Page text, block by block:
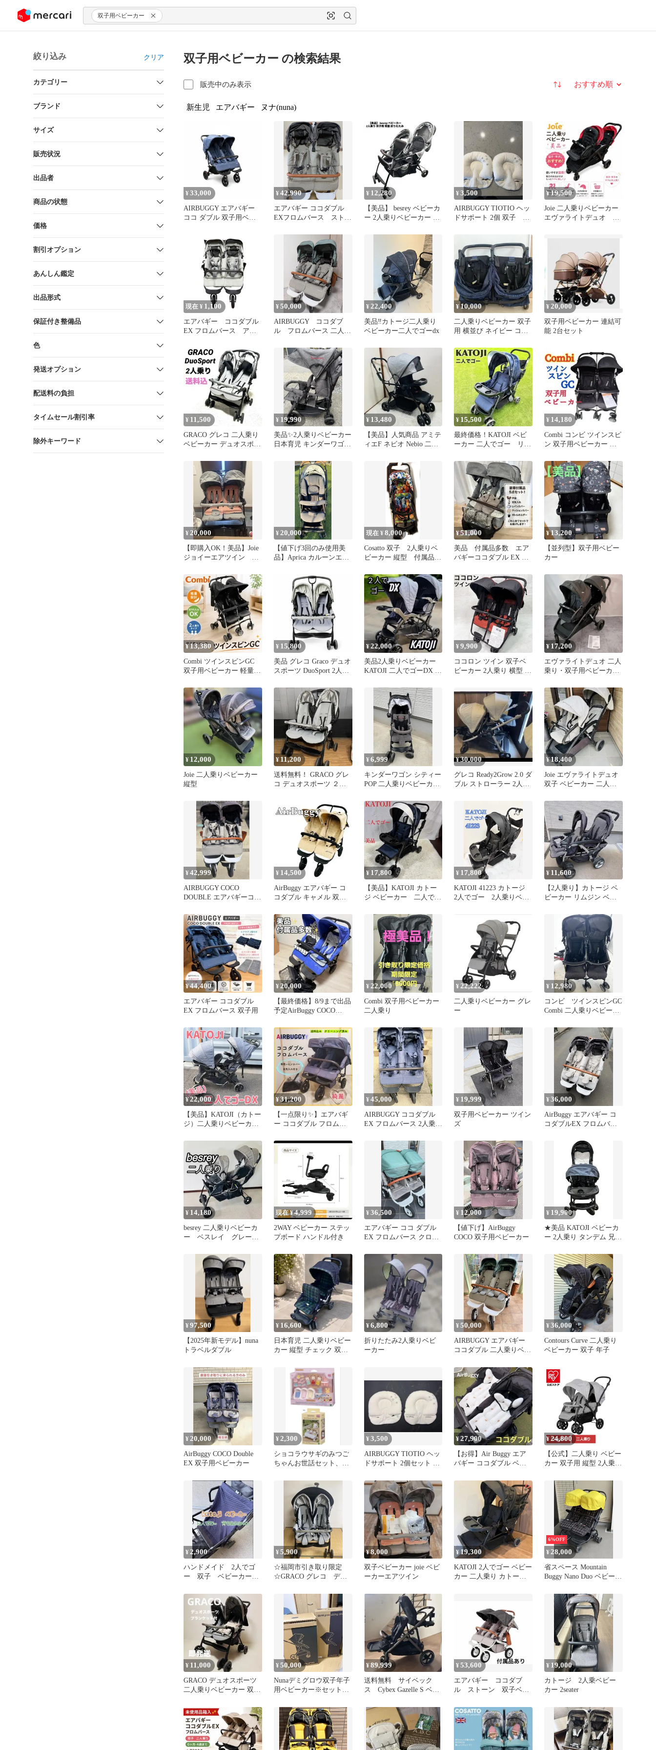
ツにスキップ 双子用ベビーカー
絞り込み クリア
カテゴリー
ブランド
サイズ
販売状況
出品者
商品の状態
価格
割引オプション
あんしん鑑定
出品形式
保証付き整備品
色
発送オプション
配送料の負担
タイムセール割引率
除外キーワード
双子用ベビーカー の検索結果
販売中のみ表示 並び替え
新生児 エアバギー ヌナ(nuna)
¥ 33,000
AIRBUGGY エアバギー
ココ ダブル 双子用ベビ
¥42,990
エアバギー ココダブル
EXフロムバース ストー
¥ 12,280
【美品】 besrey ベビーカ
ー 2人乗りベビーカー 双
¥3,500
AIRBUGGY TIOTIO ヘッ
ドサポート 2個 双子 オ
¥19,500
Joie 二人乗りベビーカー
エヴァライトデュオ チ
現在 ¥ 1,100
エアバギー ココダブル
EX フロムバース アー
二人乗り
¥50,000
AIRBUGGY ココダブ
ル フロムバース 二人乗
ザー
¥ 22,400
美品‼️カトージ二人乗り
ベビーカー二人でゴーdx
¥10,000
二人乗りベビーカー 双子
用 横並び ネイビー ココ
¥20,000
双子用ベビーカー 連結可
能 2台セット
¥ 11,500
GRACO グレコ 二人乗り
ベビーカー デュオスポー
¥ 19,990
美品✨2人乗りベビーカー
日本育児 キンダーワゴン
¥ 13,480
【美品】人気商品 アミテ
ィエF ネビオ Nebio 二人
¥ 15,500
最終価格！KATOJI ベビ
ーカー 二人でゴー リア
人乗り
¥ 14,180
Combi コンビ ツインスピ
ン 双子用ベビーカー ブ
¥ 20,000
【即購入OK！美品】Joie
ジョイーエアツイン ベ
¥ 20,000
【値下げ3回のみ使用美
品】Aprica カルーンエア
現在 ¥8,000
Cosatto 双子 2人乗りベ
ビーカー 縦型 付属品
¥51,000
美品 付属品多数 エア
バギーココダブル EX フ
双子
¥13,200
【並列型】双子用ベビー
カー
¥13,380
Combi ツインスピンGC
双子用ベビーカー 軽量
¥ 15,800
美品 グレコ Graco デュオ
スポーツ DuoSport 2人乗
¥22,000
美品2人乗りベビーカー
KATOJI 二人でゴーDX レ
¥9,900
ココロン ツイン 双子ベ
ビーカー 2人乗り 横型 軽
¥ 17,200
エヴァライトデュオ 二人
乗り・双子用ベビーカー
¥ 12,000
Joie 二人乗りベビーカー
縦型
¥ 11,200
送料無料！ GRACO グレ
コ デュオスポーツ ２人
¥6,999
キンダーワゴン ￼シティー
POP 二人乗りベビーカー
¥30,000
グレコ Ready2Grow 2.0 ダ
ブル ストローラー 2人乗
¥18,400
Joie エヴァライトデュオ
双子 ベビーカー 二人乗
¥42,999
AIRBUGGY COCO
DOUBLE エアバギーココ
¥ 14,500
AirBuggy エアバギー コ
コダブル キャメル 双子
¥ 17,800
【美品】KATOJI カトー
ジ ベビーカー 二人でゴ
¥ 17,800
KATOJI 41223 カトージ
2人でゴー 2人乗りベビ
¥ 11,600
【2人乗り】カトージ ベ
ビーカー リムジン ベビ
¥44,400
エアバギー ココダブル
EX フロムバース 双子用
¥20,000
【最終価格】8/9まで出品
予定AirBuggy COCO
¥ 22,000
Combi 双子用ベビーカー
二人乗り
¥ 22,222
二人乗りベビーカー グレ
ー
¥ 12,980
コンビ ツインスピンGC
Combi 二人乗りベビーカ
¥22,000
【美品】KATOJI（カトー
ジ）二人乗りベビーカー
¥31,200
【一点限り✨】エアバギ
ー ココダブル フロムバ
¥45,000
AIRBUGGY ココダブル
EX フロムバース 2人乗り
¥ 19,999
双子用ベビーカー ツイン
ズ
¥36,000
AirBuggy エアバギー コ
コダブルEX フロムバー
¥ 14,180
besrey 二人乗りベビーカ
ー ベスレイ グレー
たたみ
現在 ¥4,999
2WAY ベビーカー ステッ
プボード ハンドル付き
¥36,500
エアバギー ココ ダブル
EX フロムバース クロー
¥ 12,000
【値下げ】AirBuggy
COCO 双子用ベビーカー
¥ 19,900
★美品 KATOJI ベビーカ
ー 2人乗り タンデム 兄弟
¥97,500
【2025年新モデル】nuna
トラベルダブル
¥ 16,600
日本育児 二人乗りベビー
カー 縦型 チェック 双子
¥6,800
折りたたみ2人乗りベビ
ーカー
¥50,000
AIRBUGGY エアバギー
ココダブル 二人乗りベビ
¥36,000
Contours Curve 二人乗り
ベビーカー 双子 年子
¥20,000
AirBuggy COCO Double
EX 双子用ベビーカー
¥2,300
ショコラウサギのみつご
ちゃんお世話セット、み
¥3,500
AIRBUGGY TIOTIO ヘッ
ドサポート 2個セット 双
¥27,900
【お得】Air Buggy エア
バギー ココダブル ベビ
¥24,800
【公式】二人乗り ベビー
カー 双子用 縦型 2人乗り
ビーTWIN-C グレー J-
9338 JTCBABY
¥2,900
ハンドメイド 2人でゴ
ー 双子 ベビーカー
ふたりのり
¥5,900
☆福岡市引き取り限定
☆GRACO グレコ デュ
ビーカー
¥8,000
双子ベビーカー joie ベビ
ーカーエアツイン
¥19,300
KATOJI 2人でゴー ベビー
カー 二人乗り カトージ
6%OFF
¥28,000
省スペース Mountain
Buggy Nano Duo ベビーカ
¥ 11,000
GRACO デュオスポーツ
二人乗りベビーカー 双子
¥50,000
Nunaデミグロウ双子年子
用ベビーカー※セット購
ト必須
¥89,999
送料無料 サイベック
ス Cybex Gazelle S ベビ
¥53,600
エアバギー ココダブ
ル ストーン 双子ベビ
¥ 19,000
カトージ 2人乗ベビー
カー 2seater